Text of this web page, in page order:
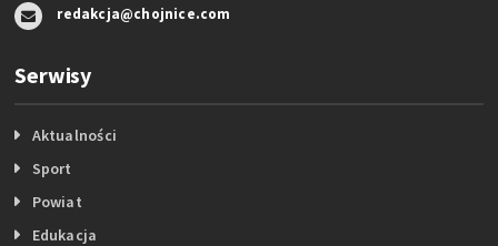
redakcja@chojnice.com
Serwisy
Aktualności
Sport
Powiat
Edukacja